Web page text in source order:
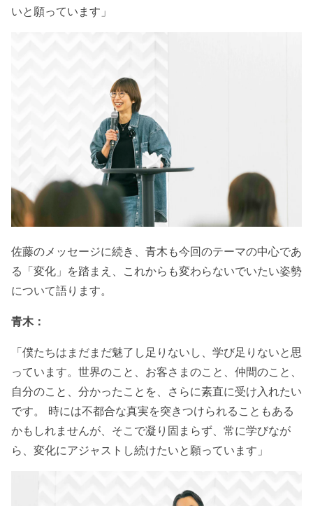
いと願っています」
佐藤のメッセージに続き、青木も今回のテーマの中心であ
る「変化」を踏まえ、これからも変わらないでいたい姿勢
について語ります。
青木：
「僕たちはまだまだ魅了し足りないし、学び足りないと思
っています。世界のこと、お客さまのこと、仲間のこと、
自分のこと、分かったことを、さらに素直に受け入れたい
です。 時には不都合な真実を突きつけられることもある
かもしれませんが、そこで凝り固まらず、常に学びなが
ら、変化にアジャストし続けたいと願っています」